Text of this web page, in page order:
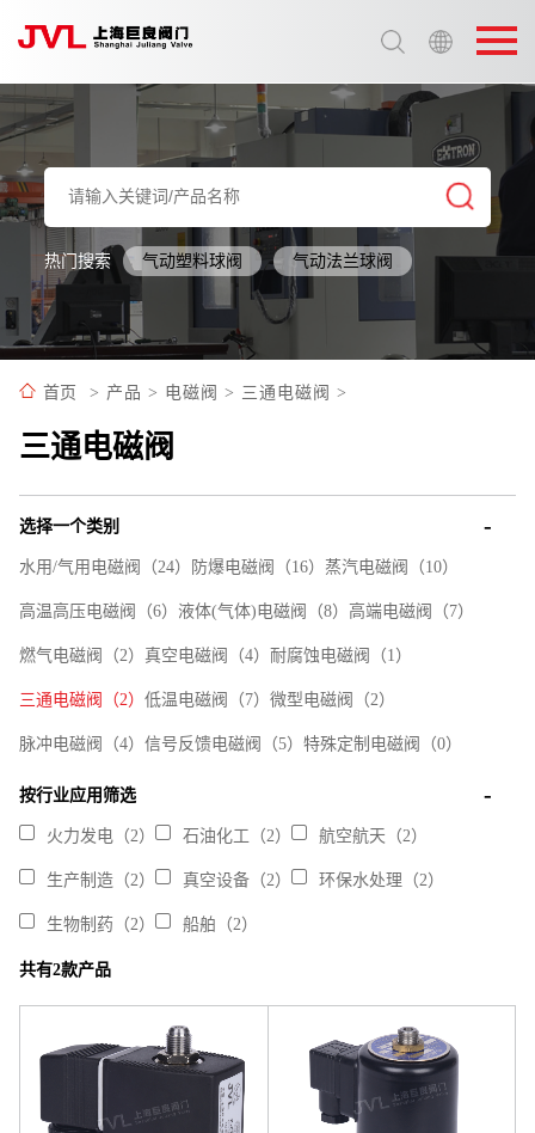
选择语言:
中文 / Chinese
英语 / English
热门搜索 气动塑料球阀 气动法兰球阀
首页 > 产品 > 电磁阀 > 三通电磁阀 >
三通电磁阀
选择一个类别
水用/气用电磁阀（24） 防爆电磁阀（16） 蒸汽电磁阀（10）
高温高压电磁阀（6） 液体(气体)电磁阀（8） 高端电磁阀（7）
燃气电磁阀（2） 真空电磁阀（4） 耐腐蚀电磁阀（1）
三通电磁阀（2） 低温电磁阀（7） 微型电磁阀（2）
脉冲电磁阀（4） 信号反馈电磁阀（5） 特殊定制电磁阀（0）
按行业应用筛选
火力发电（2） 石油化工（2） 航空航天（2）
生产制造（2） 真空设备（2） 环保水处理（2）
生物制药（2） 船舶（2）
共有2款产品